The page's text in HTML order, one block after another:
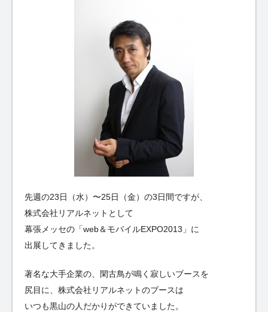
先週の23日（水）〜25日（金）の3日間ですが、
株式会社リアルネットとして
幕張メッセの「web＆モバイルEXPO2013」に
出展してきました。
著名な大手企業の、閑古鳥が鳴く寂しいブースを
尻目に、株式会社リアルネットのブースは
いつも黒山の人だかりができていました。